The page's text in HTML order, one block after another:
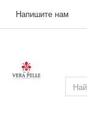
Напишите нам